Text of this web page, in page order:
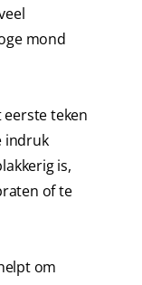
mond
eerste teken
indruk
is,
of te
om